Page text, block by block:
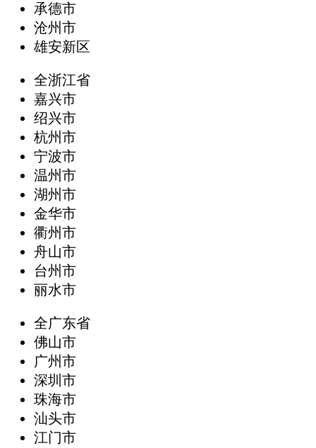
承德市
沧州市
雄安新区
全浙江省
嘉兴市
绍兴市
杭州市
宁波市
温州市
湖州市
金华市
衢州市
舟山市
台州市
丽水市
全广东省
‌佛山市
广州市
深圳市
珠海市
汕头市
江门市